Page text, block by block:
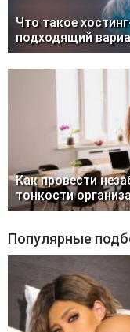
Что такое
подходящий
Как провести
тонкости
Популярные